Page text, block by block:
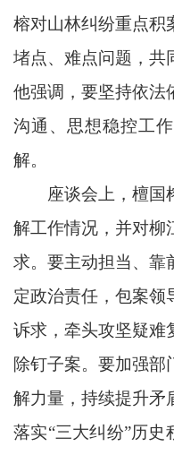
榕对山林纠纷重点积
堵点、难点问题，共
他强调，要坚持依法
沟通、思想稳控工
解。
座谈会上，檀国
解工作情况，并对柳
求。要主动担当、靠
定政治责任，包案领
诉求，牵头攻坚疑难
除钉子案。要加强部
解力量，持续提升矛
落实“三大纠纷”历史